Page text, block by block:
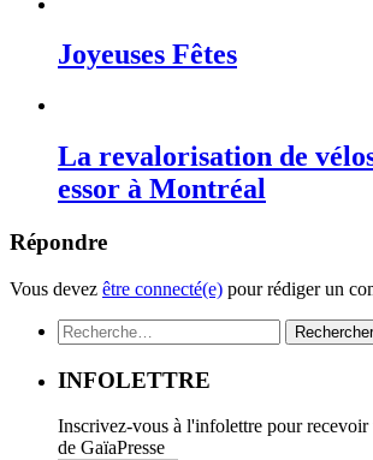
Joyeuses Fêtes
La revalorisation de
essor à Montréal
Répondre
Vous devez être connecté(e) pour rédiger un
Rechercher :
INFOLETTRE
Inscrivez-vous à l'infolettre pour recevoir
de GaïaPresse